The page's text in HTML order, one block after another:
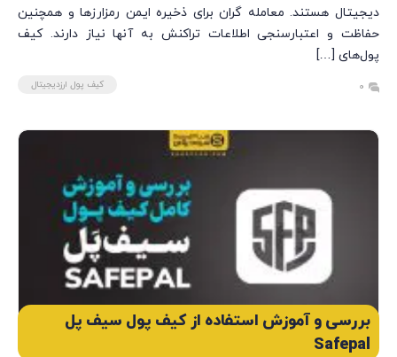
دیجیتال هستند. معامله گران برای ذخیره ایمن رمزارزها و همچنین
حفاظت و اعتبارسنجی اطلاعات تراکنش به آنها نیاز دارند. کیف
پول‌های […]
0 کیف پول ارزدیجیتال
بررسی و آموزش استفاده از کیف پول سیف پل
Safepal